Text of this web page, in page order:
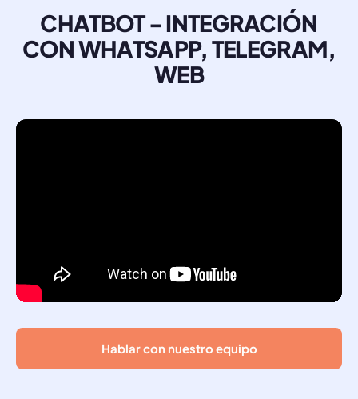
CHATBOT - INTEGRACIÓN
CON WHATSAPP, TELEGRAM,
WEB
Hablar con nuestro equipo